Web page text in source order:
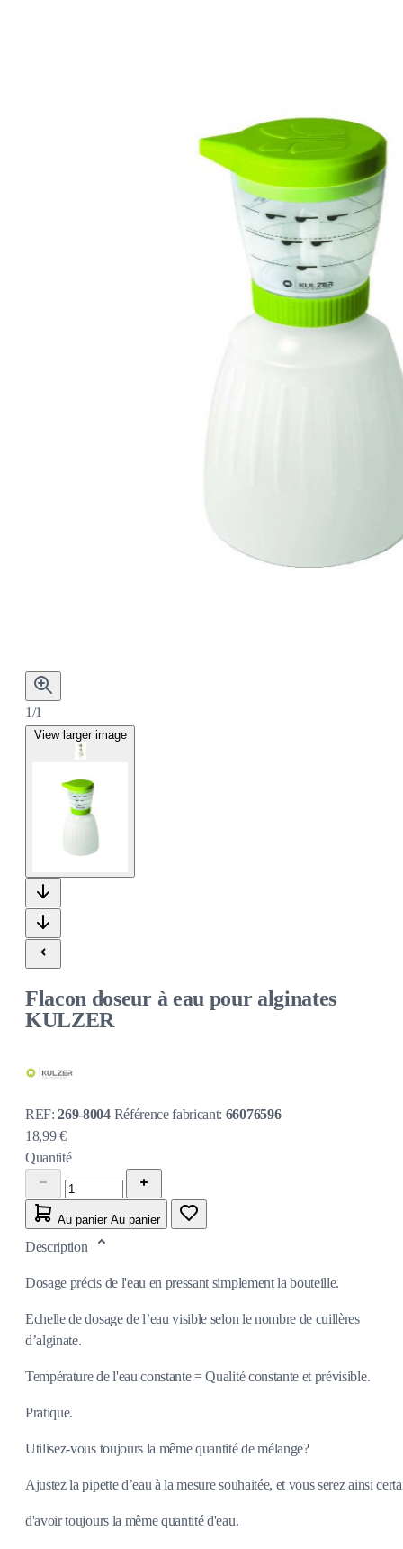
1/1
View larger image
Flacon doseur à eau pour alginates
KULZER
REF:269-8004 Référence fabricant: 66076596
18,99 €
Quantité
Au panier Au panier
Description
Dosage précis de l'eau en pressant simplement la bouteille.
Echelle de dosage de l’eau visible selon le nombre de cuillères
d’alginate.
Température de l'eau constante = Qualité constante et prévisible.
Pratique.
Utilisez-vous toujours la même quantité de mélange?
Ajustez la pipette d’eau à la mesure souhaitée, et vous serez ainsi
d'avoir toujours la même quantité d'eau.